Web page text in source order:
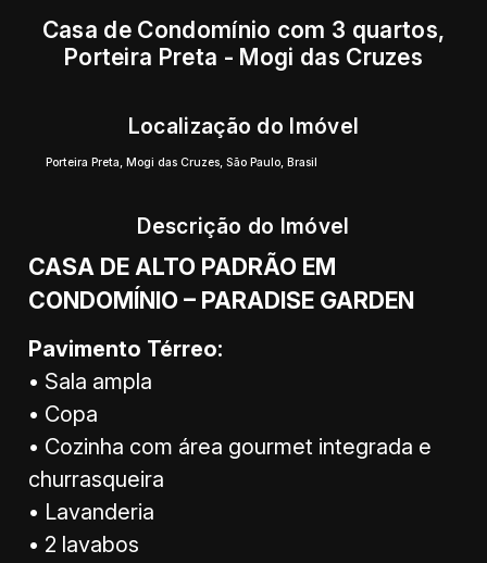
Casa de Condomínio com 3 quartos,
Porteira Preta - Mogi das Cruzes
Localização do Imóvel
Porteira Preta,Mogi das Cruzes,São Paulo,Brasil
Descrição do Imóvel
CASA DE ALTO PADRÃO EM
CONDOMÍNIO – PARADISE GARDEN
Pavimento Térreo:
• Sala ampla
• Copa
• Cozinha com área gourmet integrada e
churrasqueira
• Lavanderia
• 2 lavabos